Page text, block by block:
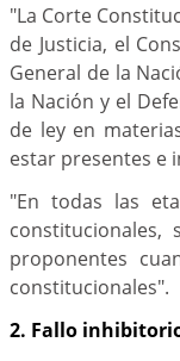
"La Corte
de Justicia, el
General de la
la Nación y el
de ley en
estar presentes e
"En todas las
proponentes
constitucionales".
2. Fallo